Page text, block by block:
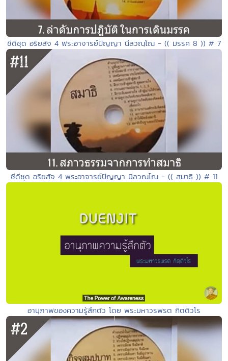
ซีดีชุด อริยสัจ 4 พระอาจารย์ปัญญา นีลวณฺโณ - (( มรรค 8 )) # 7
ซีดีชุด อริยสัจ 4 พระอาจารย์ปัญญา นีลวณฺโณ - (( สมาธิ )) # 11
อานุภาพของความรู้สึกตัว โดย พระมหาวรพรต กิตติวโร